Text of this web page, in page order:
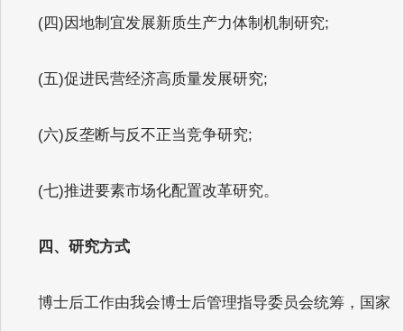
(四)因地制宜发展新质生产力体制机制研究;
(五)促进民营经济高质量发展研究;
(六)反垄断与反不正当竞争研究;
(七)推进要素市场化配置改革研究。
四、研究方式
博士后工作由我会博士后管理指导委员会统筹，国家